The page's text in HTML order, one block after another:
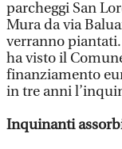
parcheggi San
Mura da via
verranno piantati.
ha visto il
finanziamento
in tre anni
Inquinanti